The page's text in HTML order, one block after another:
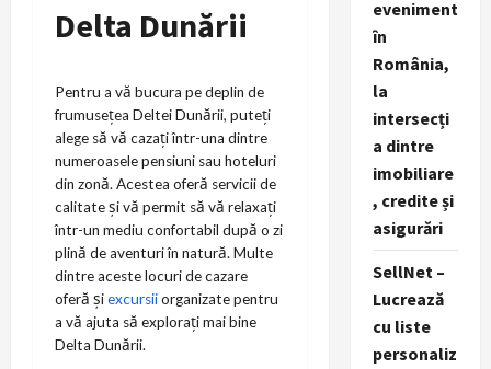
Delta Dunării
Pentru a vă bucura pe deplin de
frumusețea Deltei Dunării, puteți
alege să vă cazați într-una dintre
numeroasele pensiuni sau hoteluri
din zonă. Acestea oferă servicii de
calitate și vă permit să vă relaxați
într-un mediu confortabil după o zi
plină de aventuri în natură. Multe
dintre aceste locuri de cazare
oferă șiexcursiiorganizate pentru
a vă ajuta să explorați mai bine
Delta Dunării.
eveniment
în
România,
la
intersecți
a dintre
imobiliare
, credite și
asigurări
SellNet –
Lucrează
cu liste
personaliz